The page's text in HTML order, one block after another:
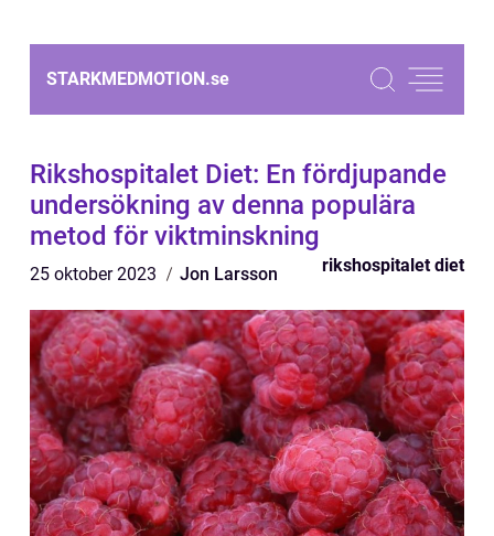
STARKMEDMOTION.se
Rikshospitalet Diet: En fördjupande
undersökning av denna populära
metod för viktminskning
25 oktober 2023 Jon Larsson rikshospitalet diet